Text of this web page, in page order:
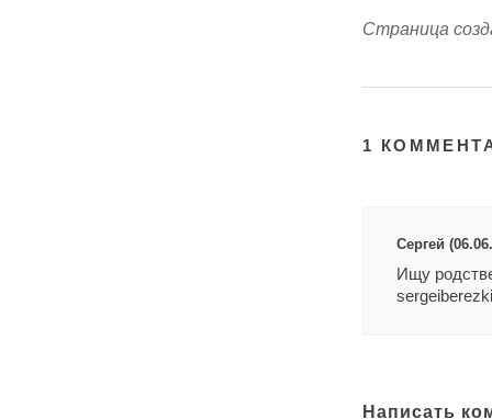
Страница
1
Сергей
Ищу
Написать